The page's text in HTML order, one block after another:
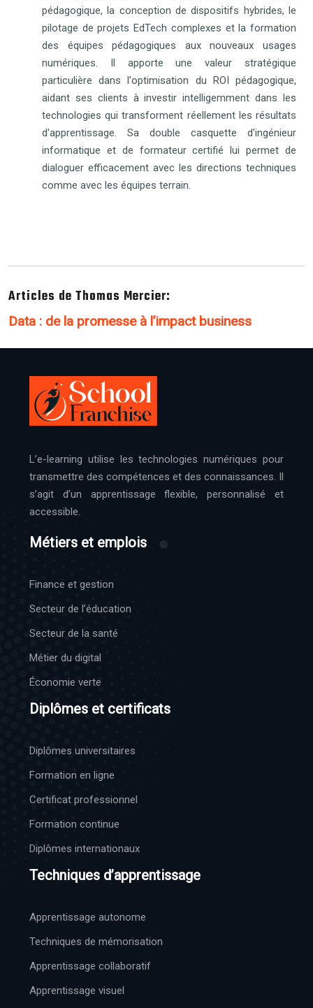
pédagogique, la conception de dispositifs hybrides, le
pilotage de projets EdTech complexes et la formation
des équipes pédagogiques aux nouveaux usages
numériques. Il apporte une valeur stratégique
particulière dans l'optimisation du ROI pédagogique,
aidant ses clients à investir intelligemment dans les
technologies qui transforment réellement les résultats
d'apprentissage. Sa double casquette d'ingénieur
informatique et de formateur certifié lui permet de
dialoguer efficacement avec les directions techniques
comme avec les équipes terrain.
Articles de Thomas Mercier:
Data : de la promesse à l’impact business
L’e-learning utilise les technologies numériques pour
transmettre des compétences et des connaissances. Il
s’agit d’un apprentissage flexible, personnalisé et
accessible.
Métiers et emplois
Finance et gestion
Secteur de l’éducation
Secteur de la santé
Métier du digital
Économie verte
Diplômes et certificats
Diplômes universitaires
Formation en ligne
Certificat professionnel
Formation continue
Diplômes internationaux
Techniques d’apprentissage
Apprentissage autonome
Techniques de mémorisation
Apprentissage collaboratif
Apprentissage visuel